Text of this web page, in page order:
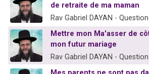
de retraite de ma maman
Rav Gabriel DAYAN -
Mettre mon Ma'asser de
mon futur mariage
Rav Gabriel DAYAN -